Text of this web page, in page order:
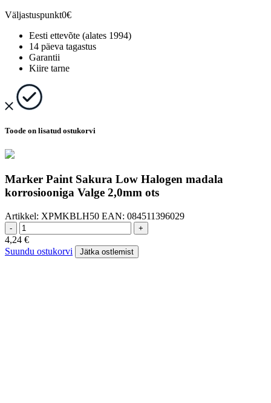
Väljastuspunkt0€
Eesti ettevõte (alates 1994)
14 päeva tagastus
Garantii
Kiire tarne
Toode on lisatud ostukorvi
Marker Paint Sakura Low Halogen madala
korrosiooniga Valge 2,0mm ots
Artikkel: XPMKBLH50 EAN: 084511396029
- +
4,24 €
Suundu ostukorvi
Jätka ostlemist